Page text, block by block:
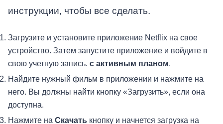
инструкции, чтобы все сделать.
Загрузите и установите приложение Netflix на свое
устройство. Затем запустите приложение и войдите в
свою учетную запись. с активным планом.
Найдите нужный фильм в приложении и нажмите на
него. Вы должны найти кнопку «Загрузить», если она
доступна.
Нажмите на Скачатькнопку и начнется загрузка на